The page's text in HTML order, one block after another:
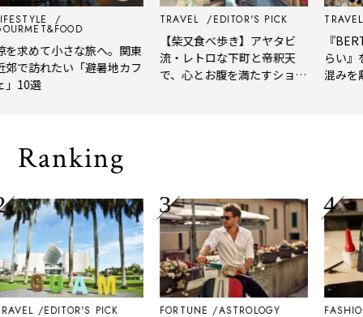
めて小さな旅へ。関東
訪れたい「避暑地カフ
選
TRAVEL EDITOR'S PICK
【柴又食べ歩き】アヤタビ
流・レトロな下町と帝釈天
で、心とお腹を満たすショー
TRAVEL
『
らい』
混みを
Ranking
EDITOR'S PICK FORTUNE ASTROLOGY FASHION